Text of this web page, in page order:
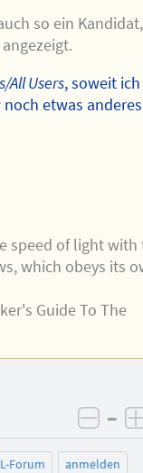
so ein
All Users, soweit ich
noch etwas
speed of light with
which obeys its
Guide To The
–
Forum
anmelden